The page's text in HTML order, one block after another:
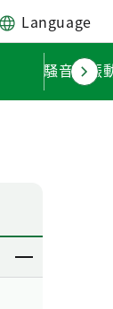
Language
騒音・振